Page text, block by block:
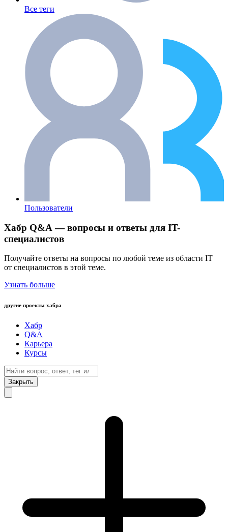
Все теги
Пользователи
Хабр Q&A — вопросы и ответы для IT-
специалистов
Получайте ответы на вопросы по любой теме из области IT
от специалистов в этой теме.
Узнать больше
другие проекты хабра
Хабр
Q&A
Карьера
Курсы
Закрыть